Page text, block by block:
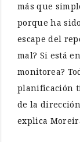
más que
porque ha
escape del
mal? Si está
monitorea?
planificación
de la
explica